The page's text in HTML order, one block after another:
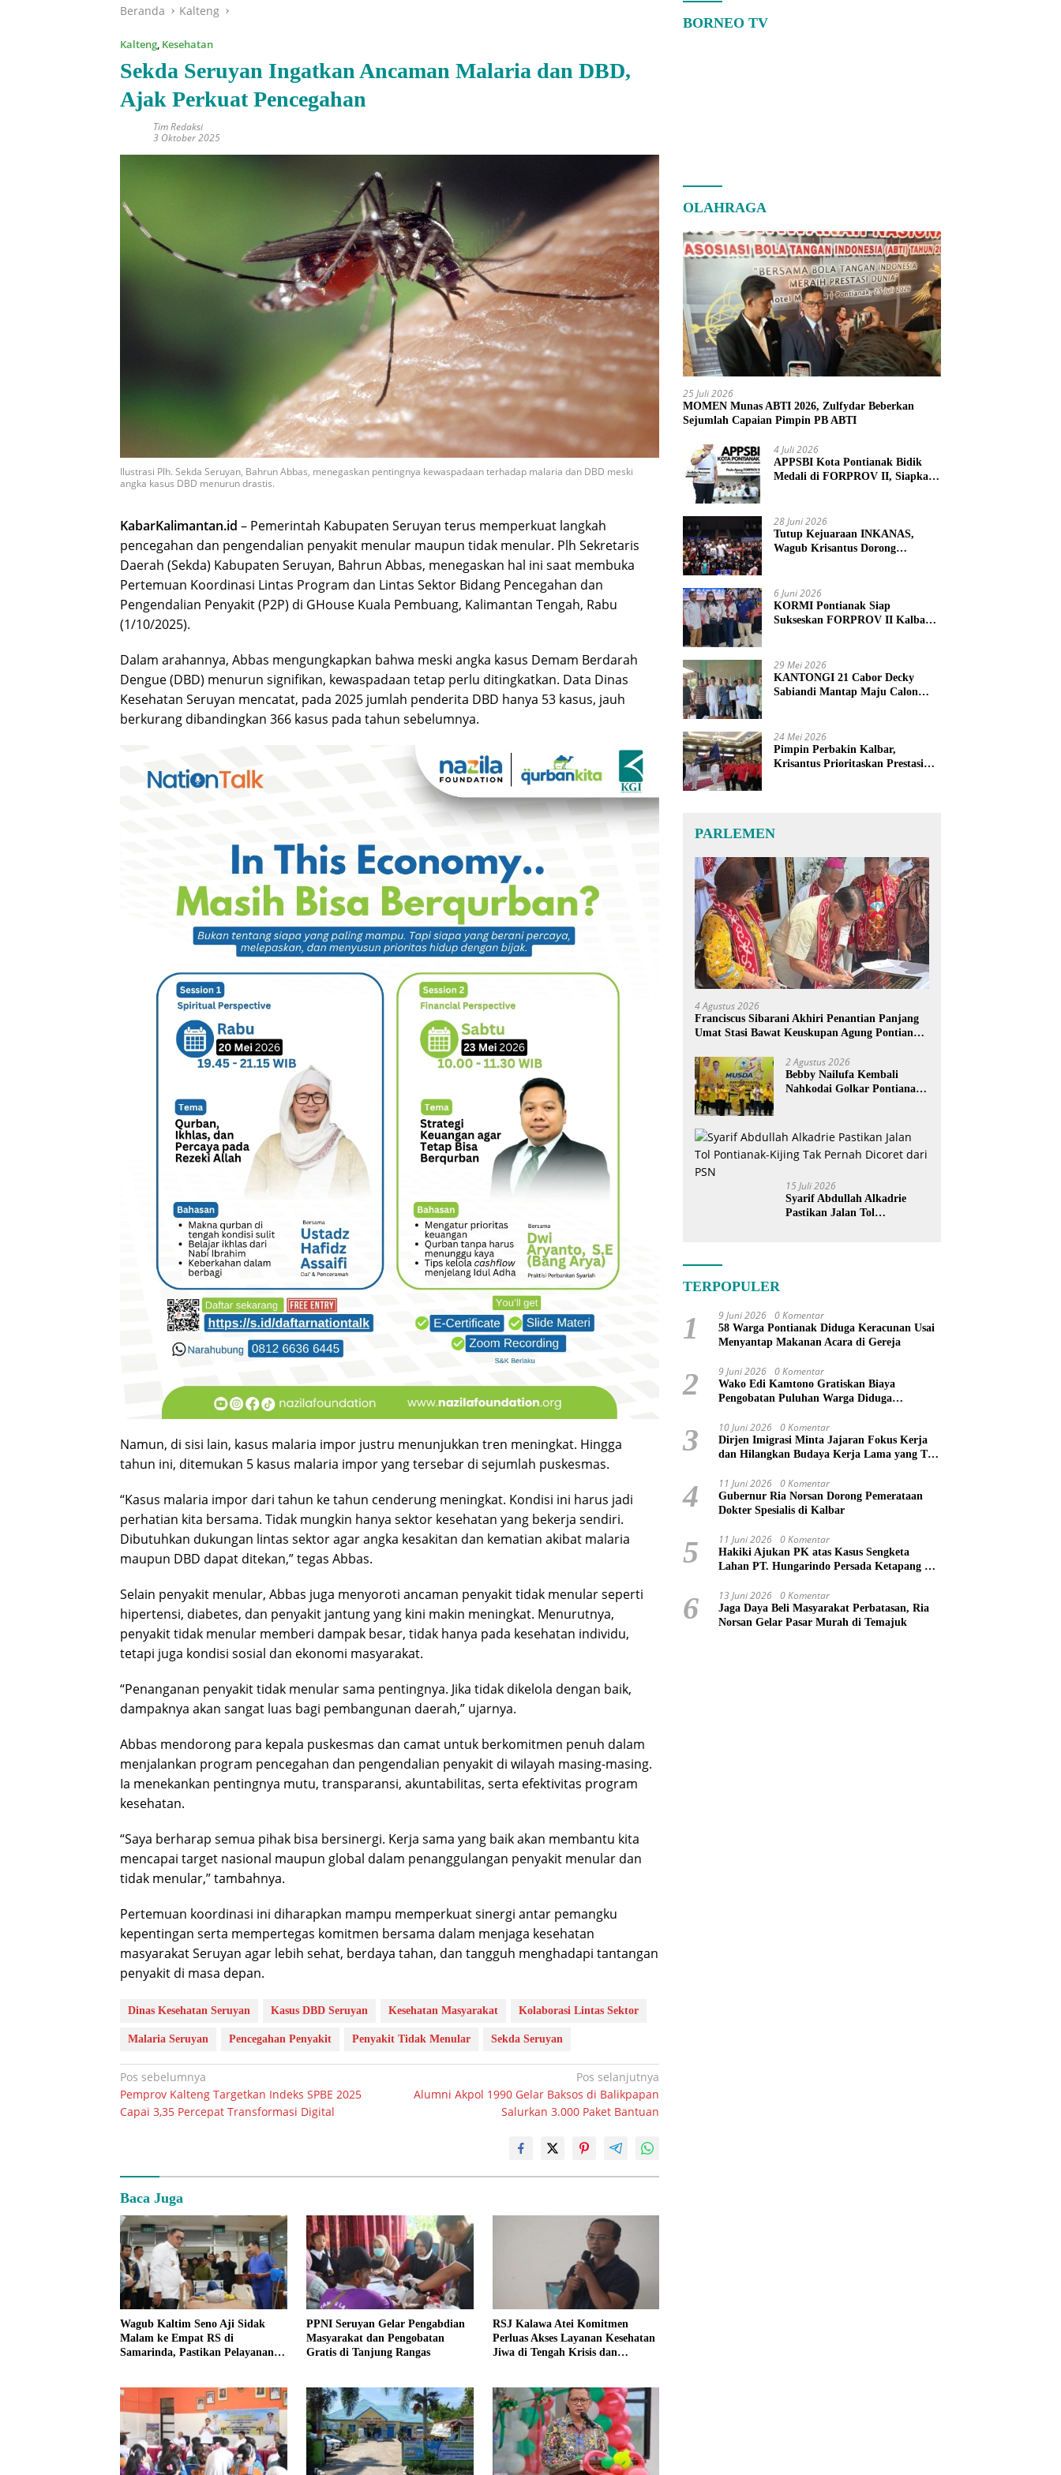
Beranda Kalteng
Kalteng, Kesehatan
Sekda Seruyan Ingatkan Ancaman Malaria dan DBD,
Ajak Perkuat Pencegahan
Tim Redaksi
3 Oktober 2025
Ilustrasi Plh. Sekda Seruyan, Bahrun Abbas, menegaskan pentingnya kewaspadaan terhadap malaria dan DBD meski
angka kasus DBD menurun drastis.
KabarKalimantan.id – Pemerintah Kabupaten Seruyan terus memperkuat langkah
pencegahan dan pengendalian penyakit menular maupun tidak menular. Plh Sekretaris
Daerah (Sekda) Kabupaten Seruyan, Bahrun Abbas, menegaskan hal ini saat membuka
Pertemuan Koordinasi Lintas Program dan Lintas Sektor Bidang Pencegahan dan
Pengendalian Penyakit (P2P) di GHouse Kuala Pembuang, Kalimantan Tengah, Rabu
(1/10/2025).
Dalam arahannya, Abbas mengungkapkan bahwa meski angka kasus Demam Berdarah
Dengue (DBD) menurun signifikan, kewaspadaan tetap perlu ditingkatkan. Data Dinas
Kesehatan Seruyan mencatat, pada 2025 jumlah penderita DBD hanya 53 kasus, jauh
berkurang dibandingkan 366 kasus pada tahun sebelumnya.
Namun, di sisi lain, kasus malaria impor justru menunjukkan tren meningkat. Hingga
tahun ini, ditemukan 5 kasus malaria impor yang tersebar di sejumlah puskesmas.
“Kasus malaria impor dari tahun ke tahun cenderung meningkat. Kondisi ini harus jadi
perhatian kita bersama. Tidak mungkin hanya sektor kesehatan yang bekerja sendiri.
Dibutuhkan dukungan lintas sektor agar angka kesakitan dan kematian akibat malaria
maupun DBD dapat ditekan,” tegas Abbas.
Selain penyakit menular, Abbas juga menyoroti ancaman penyakit tidak menular seperti
hipertensi, diabetes, dan penyakit jantung yang kini makin meningkat. Menurutnya,
penyakit tidak menular memberi dampak besar, tidak hanya pada kesehatan individu,
tetapi juga kondisi sosial dan ekonomi masyarakat.
“Penanganan penyakit tidak menular sama pentingnya. Jika tidak dikelola dengan baik,
dampaknya akan sangat luas bagi pembangunan daerah,” ujarnya.
Abbas mendorong para kepala puskesmas dan camat untuk berkomitmen penuh dalam
menjalankan program pencegahan dan pengendalian penyakit di wilayah masing-masing.
Ia menekankan pentingnya mutu, transparansi, akuntabilitas, serta efektivitas program
kesehatan.
“Saya berharap semua pihak bisa bersinergi. Kerja sama yang baik akan membantu kita
mencapai target nasional maupun global dalam penanggulangan penyakit menular dan
tidak menular,” tambahnya.
Pertemuan koordinasi ini diharapkan mampu memperkuat sinergi antar pemangku
kepentingan serta mempertegas komitmen bersama dalam menjaga kesehatan
masyarakat Seruyan agar lebih sehat, berdaya tahan, dan tangguh menghadapi tantangan
penyakit di masa depan.
Dinas Kesehatan Seruyan Kasus DBD Seruyan Kesehatan Masyarakat Kolaborasi Lintas Sektor
Malaria Seruyan Pencegahan Penyakit Penyakit Tidak Menular Sekda Seruyan
Navigasi
pos
Pos sebelumnya
Pemprov Kalteng Targetkan Indeks SPBE 2025
Capai 3,35 Percepat Transformasi Digital
Pos selanjutnya
Alumni Akpol 1990 Gelar Baksos di Balikpapan
Salurkan 3.000 Paket Bantuan
Baca Juga
Wagub Kaltim Seno Aji Sidak
Malam ke Empat RS di
Samarinda, Pastikan Pelayanan
PPNI Seruyan Gelar Pengabdian
Masyarakat dan Pengobatan
Gratis di Tanjung Rangas
RSJ Kalawa Atei Komitmen
Perluas Akses Layanan Kesehatan
Jiwa di Tengah Krisis dan
BORNEO TV
OLAHRAGA
25 Juli 2026
MOMEN Munas ABTI 2026, Zulfydar Beberkan
Sejumlah Capaian Pimpin PB ABTI
4 Juli 2026
APPSBI Kota Pontianak Bidik
Medali di FORPROV II, Siapkan
28 Juni 2026
Tutup Kejuaraan INKANAS,
Wagub Krisantus Dorong
6 Juni 2026
KORMI Pontianak Siap
Sukseskan FORPROV II Kalbar
29 Mei 2026
KANTONGI 21 Cabor Decky
Sabiandi Mantap Maju Calon
24 Mei 2026
Pimpin Perbakin Kalbar,
Krisantus Prioritaskan Prestasi
PARLEMEN
4 Agustus 2026
Franciscus Sibarani Akhiri Penantian Panjang
Umat Stasi Bawat Keuskupan Agung Pontianak,
2 Agustus 2026
Bebby Nailufa Kembali
Nahkodai Golkar Pontianak,
15 Juli 2026
Syarif Abdullah Alkadrie
Pastikan Jalan Tol
TERPOPULER
1 9 Juni 2026 0 Komentar
58 Warga Pontianak Diduga Keracunan Usai
Menyantap Makanan Acara di Gereja
2 9 Juni 2026 0 Komentar
Wako Edi Kamtono Gratiskan Biaya
Pengobatan Puluhan Warga Diduga
3 10 Juni 2026 0 Komentar
Dirjen Imigrasi Minta Jajaran Fokus Kerja
dan Hilangkan Budaya Kerja Lama yang Tak
4 11 Juni 2026 0 Komentar
Gubernur Ria Norsan Dorong Pemerataan
Dokter Spesialis di Kalbar
5 11 Juni 2026 0 Komentar
Hakiki Ajukan PK atas Kasus Sengketa
Lahan PT. Hungarindo Persada Ketapang ke
6 13 Juni 2026 0 Komentar
Jaga Daya Beli Masyarakat Perbatasan, Ria
Norsan Gelar Pasar Murah di Temajuk